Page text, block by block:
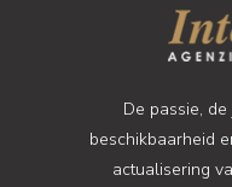
De passie,
beschikbaarheid
actualisering